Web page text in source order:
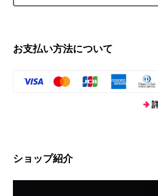
お支払い方法について
ショップ紹介